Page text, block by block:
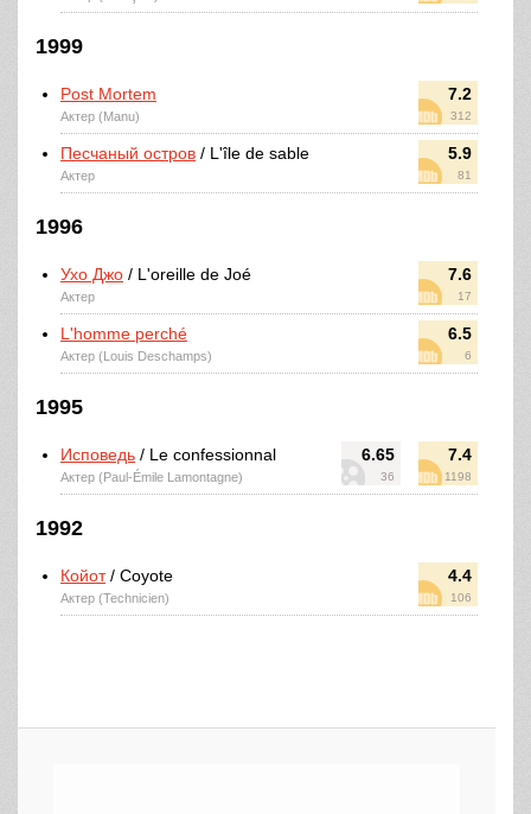
1999
7.2
312
Post Mortem
Актер (Manu)
5.9
81
Песчаный остров / L'île de sable
Актер
1996
7.6
17
Ухо Джо / L'oreille de Joé
Актер
6.5
6
L'homme perché
Актер (Louis Deschamps)
1995
6.65
36
7.4
1198
Исповедь / Le confessionnal
Актер (Paul-Émile Lamontagne)
1992
4.4
106
Койот/ Coyote
Актер (Technicien)